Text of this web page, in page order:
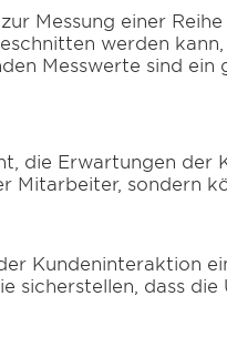
Messung einer
werden
Messwerte sind
die Erwartungen der
Mitarbeiter, sondern
Kundeninteraktion
dass